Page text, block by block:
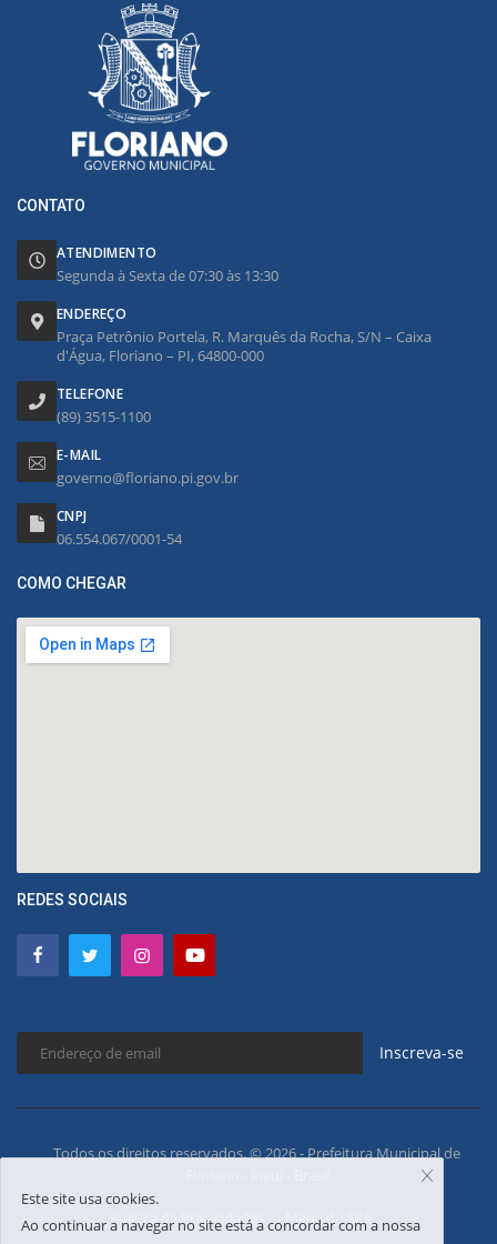
CONTATO
ATENDIMENTO
Segunda à Sexta de 07:30 às 13:30
ENDEREÇO
Praça Petrônio Portela, R. Marquês da Rocha, S/N – Caixa
d'Água, Floriano – PI, 64800-000
TELEFONE
(89) 3515-1100
E-MAIL
governo@floriano.pi.gov.br
CNPJ
06.554.067/0001-54
COMO CHEGAR
REDES SOCIAIS
Inscreva-se
Todos os direitos reservados. © 2026 - Prefeitura Municipal de
Política de Privacidades Mapa do Site
Este site usa cookies.
Ao continuar a navegar no site está a concordar com a nossa